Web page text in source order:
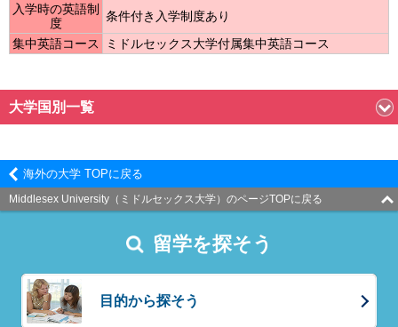
入学時の英語制
度
条件付き入学制度あり
集中英語コース
ミドルセックス大学付属集中英語コース
大学国別一覧
海外の大学 TOPに戻る
Middlesex University（ミドルセックス大学）のページTOPに戻る
留学を探そう
目的から探そう